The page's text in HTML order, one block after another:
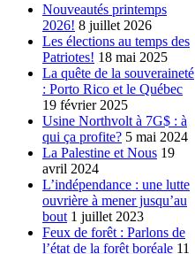
Nouveautés printemps
2026! 8 juillet 2026
Les élections au temps des
Patriotes! 18 mai 2025
La quête de la souveraineté
: Porto Rico et le Québec
19 février 2025
Usine Northvolt à 7G$ : à
qui ça profite? 5 mai 2024
La Palestine et Nous 19
avril 2024
L’indépendance : une lutte
ouvrière à mener jusqu’au
bout 1 juillet 2023
Feux de forêt : Parlons de
l’état de la forêt boréale 11